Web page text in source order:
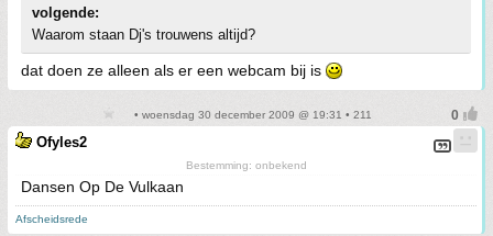
volgende:
Waarom staan Dj's trouwens altijd?
dat doen ze alleen als er een webcam bij is
• woensdag 30 december 2009 @ 19:31 • 211
Ofyles2
Bestemming: onbekend
Dansen Op De Vulkaan
Afscheidsrede